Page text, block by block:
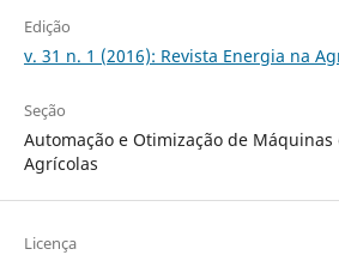
Edição
v. 31 n. 1 (2016): Revista Energia na
Seção
Automação e Otimização de
Agrícolas
Licença